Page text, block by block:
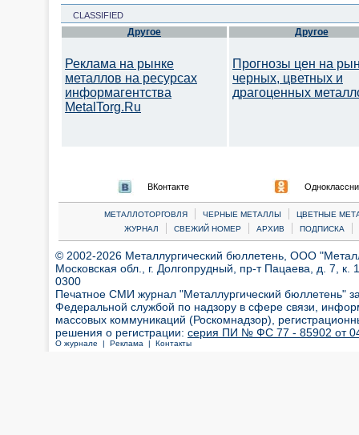
CLASSIFIED
Другое
Реклама на рынке
металлов на ресурсах
информагентства
MetalTorg.Ru
Другое
Прогнозы цен на
черных, цветных и
драгоценных
ВКонтакте
МЕТАЛЛОТОРГОВЛЯ | ЧЕРНЫЕ МЕТАЛЛЫ |
ЦВЕТНЫЕ
ЖУРНАЛ
| СВЕЖИЙ НОМЕР | АРХИВ | ПОДПИСКА |
© 2002-2026 Металлургический бюллетень, ООО
Московская обл., г. Долгопрудный, пр-т Пацаева, д. 7,
0300
Печатное СМИ журнал "Металлургический бюллетень"
Федеральной службой по надзору в сфере связи,
массовых коммуникаций (Роскомнадзор),
решения о регистрации: серия ПИ № ФС 77 - 85902 от 04
О журнале | Реклама | Контакты